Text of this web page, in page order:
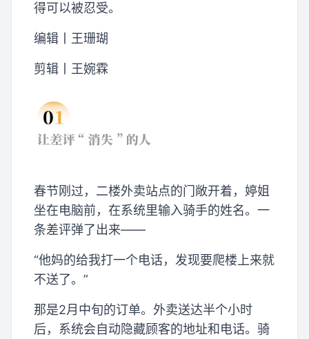
得可以被忍受。
编辑丨王珊瑚
剪辑丨王婉霖
春节刚过，二楼外卖站点的门敞开着，婷姐
坐在电脑前，在系统里输入骑手的姓名。一
条差评弹了出来——
“他妈的给我打一个电话，发现要爬楼上来就
不送了。”
那是2月中旬的订单。外卖送达半个小时
后，系统会自动隐藏顾客的地址和电话。骑